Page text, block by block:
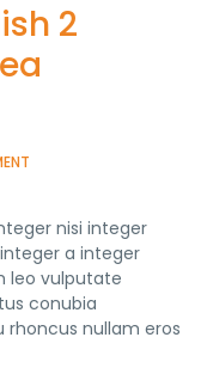
2
nisi integer
a integer
leo vulputate
conubia
nullam eros